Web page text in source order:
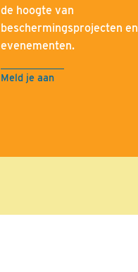
de hoogte van
beschermingsprojecten en
evenementen.
Meld je aan